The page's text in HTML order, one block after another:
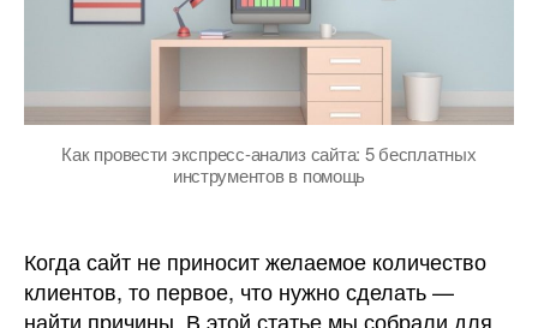
Как провести экспресс-анализ сайта: 5 бесплатных
инструментов в помощь
Когда сайт не приносит желаемое количество
клиентов, то первое, что нужно сделать —
найти причины. В этой статье мы собрали для